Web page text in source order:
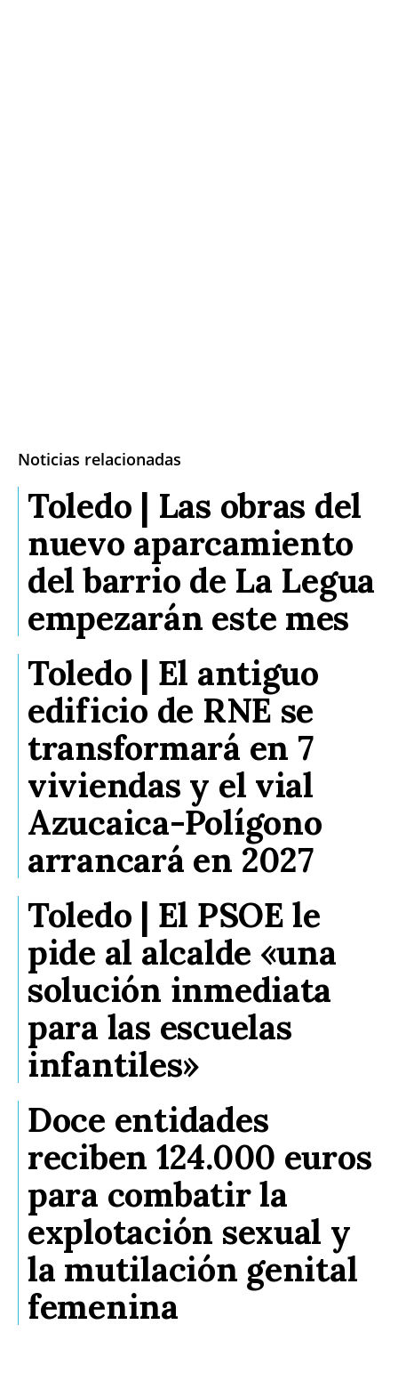
Noticias relacionadas
Toledo | Las obras del
nuevo aparcamiento
del barrio de La Legua
empezarán este mes
Toledo | El antiguo
edificio de RNE se
transformará en 7
viviendas y el vial
Azucaica-Polígono
arrancará en 2027
Toledo | El PSOE le
pide al alcalde «una
solución inmediata
para las escuelas
infantiles»
Doce entidades
reciben 124.000 euros
para combatir la
explotación sexual y
la mutilación genital
femenina